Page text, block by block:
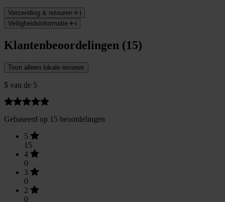
Verzending & retouren
Veiligheidsinformatie
Klantenbeoordelingen (15)
Toon alleen lokale reviews
5 van de 5
Gebaseerd op 15 beoordelingen
5
15
4
0
3
0
2
0